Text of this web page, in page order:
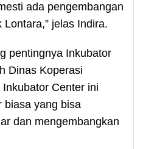
ada pengembangan
jelas Indira.
pentingnya Inkubator
Dinas Koperasi
Center ini
biasa yang bisa
dan mengembangkan